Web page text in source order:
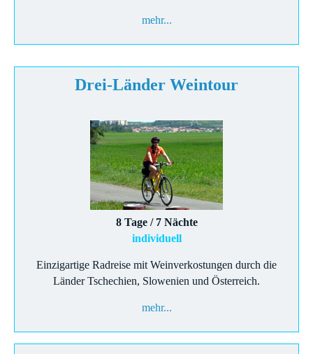
mehr...
Drei-Länder Weintour
8 Tage / 7 Nächte
individuell
Einzigartige Radreise mit Weinverkostungen durch die
Länder Tschechien, Slowenien und Österreich.
mehr...